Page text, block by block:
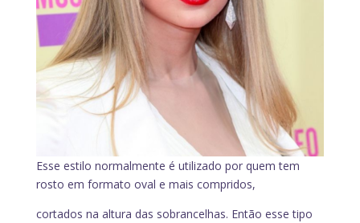
Esse estilo normalmente é utilizado por quem tem
rosto em formato oval e mais compridos,
cortados na altura das sobrancelhas. Então esse tipo